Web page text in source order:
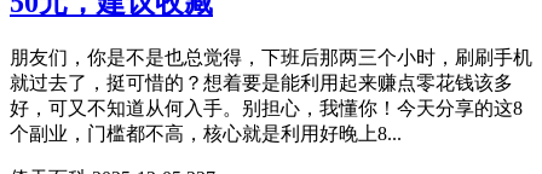
朋友们，你是不是也总觉得，下班后那两三个小时，刷刷手机
就过去了，挺可惜的？想着要是能利用起来赚点零花钱该多
好，可又不知道从何入手。别担心，我懂你！今天分享的这8
个副业，门槛都不高，核心就是利用好晚上8...